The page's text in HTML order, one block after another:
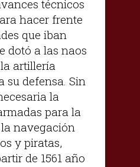
técnicos
hacer frente
que iban
dotó a las naos
artillería
su defensa. Sin
la
para la
navegación
y piratas,
de 1561 año